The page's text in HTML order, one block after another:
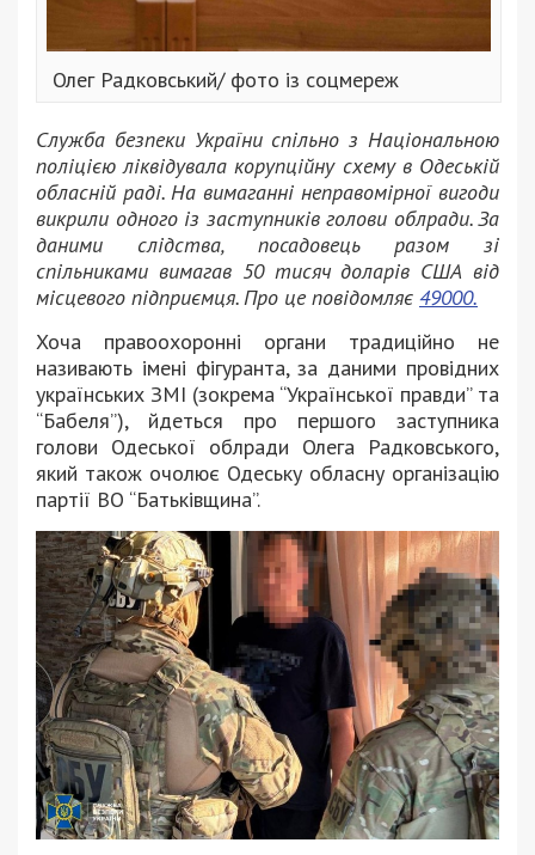
Олег Радковський/ фото із соцмереж
Служба безпеки України спільно з Національною
поліцією ліквідувала корупційну схему в Одеській
обласній раді. На вимаганні неправомірної вигоди
викрили одного із заступників голови облради. За
даними слідства, посадовець разом зі
спільниками вимагав 50 тисяч доларів США від
місцевого підприємця. Про це повідомляє 49000.
Хоча правоохоронні органи традиційно не
називають імені фігуранта, за даними провідних
українських ЗМІ (зокрема “Української правди” та
“Бабеля”), йдеться про першого заступника
голови Одеської облради Олега Радковського,
який також очолює Одеську обласну організацію
партії ВО “Батьківщина”.